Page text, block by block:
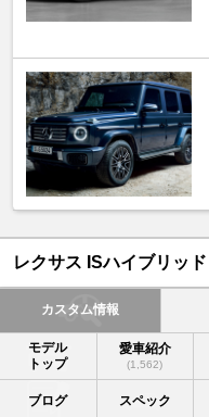
レクサス ISハイブリッド
カスタム情報
モデル
トップ
愛車紹介
(1,562)
ブログ スペック